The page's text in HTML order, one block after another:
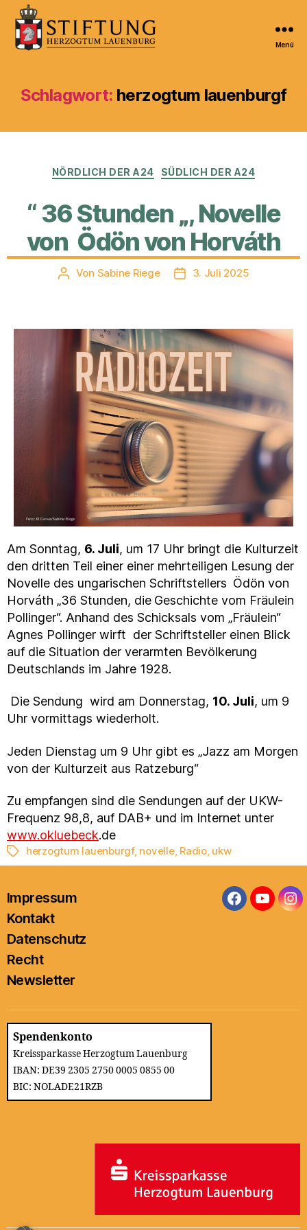
Stiftung
Herzogtum
Menü
Schlagwort: herzogtum lauenburgf
Kategorien
NÖRDLICH DER A24 SÜDLICH DER A24
“ 36 Stunden „, Novelle
von Ödön von Horváth
Beitragsautor
Von Sabine Riege Veröffentlichungsdatum
3. Juli 2025
Am Sonntag, 6. Juli, um 17 Uhr bringt die Kulturzeit
den dritten Teil einer einer mehrteiligen Lesung der
Novelle des ungarischen Schriftstellers Ödön von
Horváth „36 Stunden, die Geschichte vom Fräulein
Pollinger“. Anhand des Schicksals vom „Fräulein“
Agnes Pollinger wirft der Schriftsteller einen Blick
auf die Situation der verarmten Bevölkerung
Deutschlands im Jahre 1928.
Die Sendung wird am Donnerstag, 10. Juli, um 9
Uhr vormittags wiederholt.
Jeden Dienstag um 9 Uhr gibt es „Jazz am Morgen
von der Kulturzeit aus Ratzeburg“
Zu empfangen sind die Sendungen auf der UKW-
Frequenz 98,8, auf DAB+ und im Internet unter
www.okluebeck.de
Schlagwörter
herzogtum lauenburgf, novelle, Radio, ukw
Impressum
Kontakt
Datenschutz
Recht
Newsletter
Facebook
Spendenkonto
Kreissparkasse Herzogtum Lauenburg
IBAN: DE39 2305 2750 0005 0855 00
BIC: NOLADE21RZB